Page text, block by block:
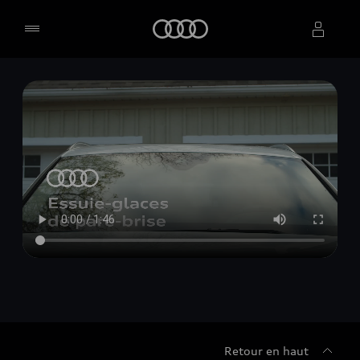
Sélectionner un concessionnaire
Retour en haut